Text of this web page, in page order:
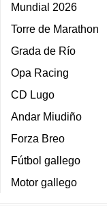
Mundial 2026
Torre de Marathon
Grada de Río
Opa Racing
CD Lugo
Andar Miudiño
Forza Breo
Fútbol gallego
Motor gallego